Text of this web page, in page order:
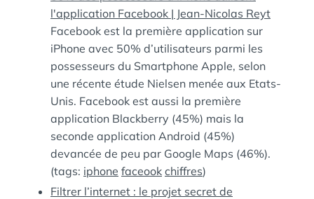
l'application Facebook | Jean-Nicolas Reyt
Facebook est la première application sur
iPhone avec 50% d’utilisateurs parmi les
possesseurs du Smartphone Apple, selon
une récente étude Nielsen menée aux Etats-
Unis. Facebook est aussi la première
application Blackberry (45%) mais la
seconde application Android (45%)
devancée de peu par Google Maps (46%).
(tags: iphone faceook chiffres)
Filtrer l’internet : le projet secret de